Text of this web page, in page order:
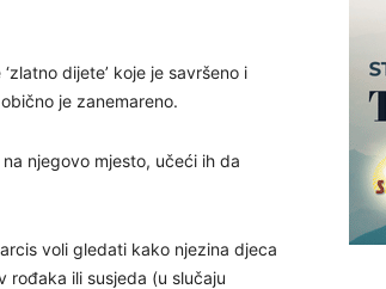
dijete’ koje je savršeno i
je zanemareno.
njegovo mjesto, učeći ih da
voli gledati kako njezina djeca
rođaka ili susjeda (u slučaju